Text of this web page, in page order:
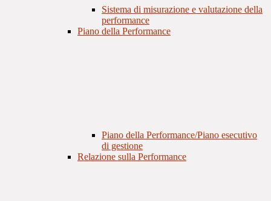
Sistema di misurazione e valutazione della
performance
Piano della Performance
Piano della Performance/Piano esecutivo
di gestione
Relazione sulla Performance